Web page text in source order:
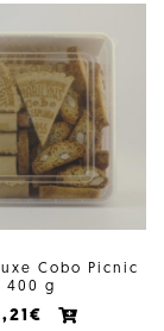
Cobo Picnic
400 g